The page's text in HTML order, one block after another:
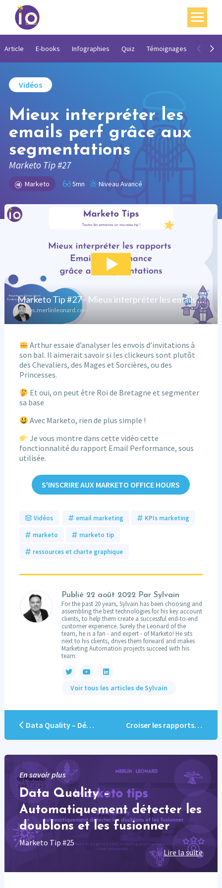
Vos enjeux
Académie
Ressources
Agenda
Contact
Mon compte
English
Article E-books Infographies Quiz Témoignages Vidéos
Vidéos
Mieux interpréter les
emails perf grâce aux
segmentations
Marketo Tip #27
Marketo 5mn Niveau Avancé
Arthur essaie d’analyser les envois d’invitations à
son bal. Il aimerait savoir si les clickeurs sont plutôt
des Chevaliers, des Mages et Sorcières, ou des
Princesses.
Et oui, on peut être Roi de Bretagne et segmenter
sa base
Avec Marketo, rien de plus simple !
Je vous montre dans cette vidéo cette
fonctionnalité du rapport Email Performance, sous
utilisée.
S'INSCRIRE AUX MARKETO OFFICE HOURS
Vidéos email marketing KPIs marketing
marketo marketo tip
ressources et charte graphique
Publié 22 août 2022Par Sylvain
For the past 20 years, Sylvain has been choosing and
assembling the best technologies for his key account
clients, to help them create a successful end-to-end
customer experience. Surely the Leonard of the
team, he is a fan - and expert - of Marketo! He sits
next to his clients, drives them forward and makes
Marketing Automation projects succeed with his
team.
Voir tous les articles de Sylvain
Data Quality – Détecter les emails de mauvaise qualité avant l’envoi Croiser les rapports Emails Performance avec les segmentations
En savoir plus
Data Quality –
Automatiquement détecter les
doublons et les fusionner
Marketo Tip #25
Lire la suite